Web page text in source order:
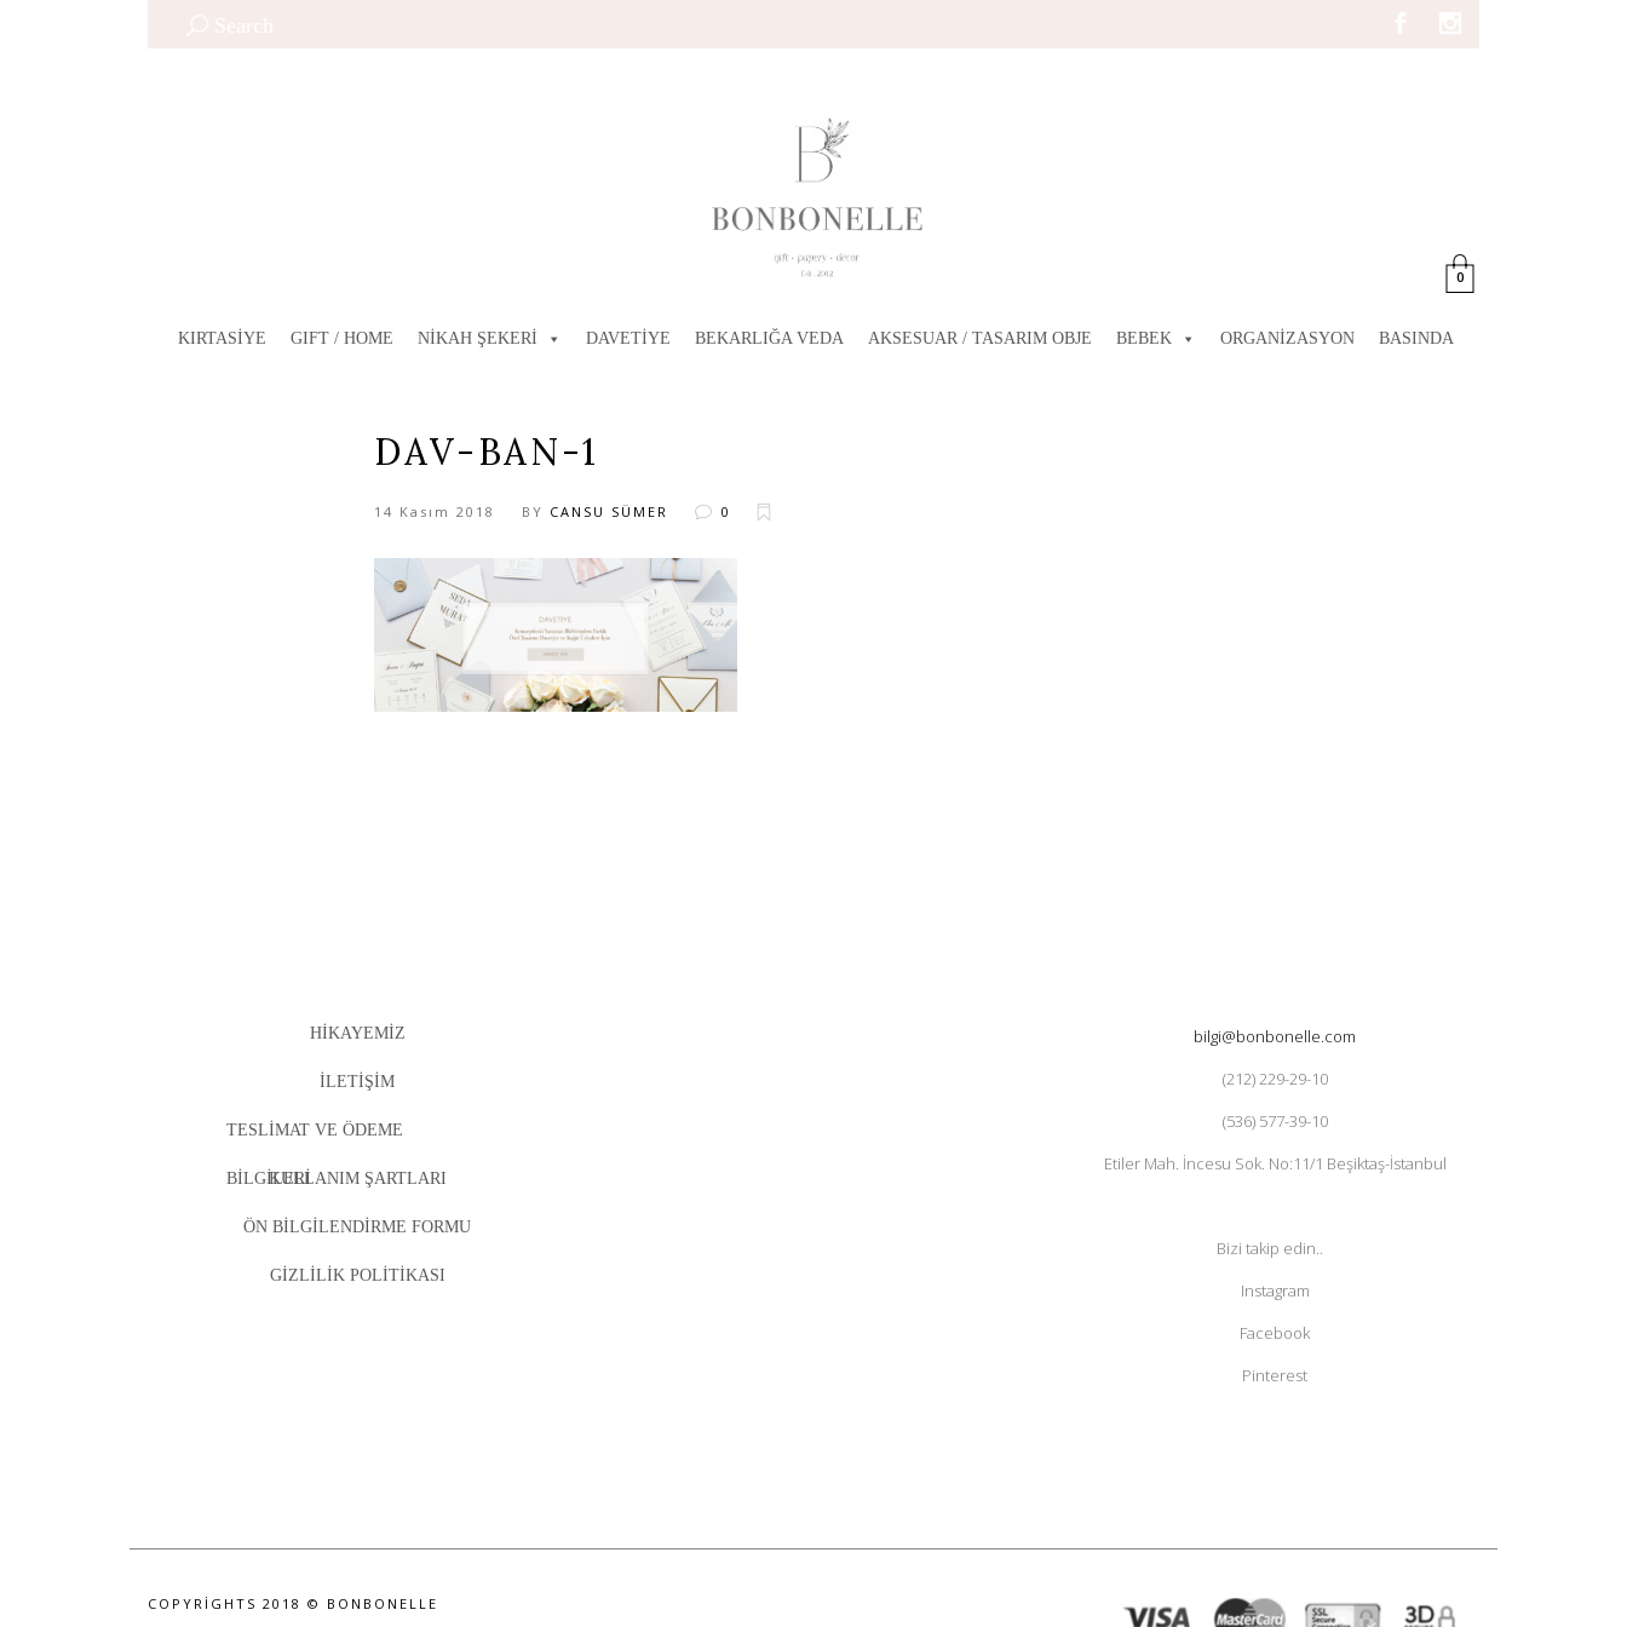
KIRTASIYE GIFT / HOME NIKAH ŞEKERI DAVETIYE BEKARLIĞA VEDA AKSESUAR / TASARIM OBJE BEBEK ORGANIZASYON BASINDA
0
DAV-BAN-1
14 Kasım 2018 BY CANSU SÜMER 0
HIKAYEMIZ
İLETIŞIM
TESLIMAT VE ÖDEME
BILGILERIKULLANIM ŞARTLARI
ÖN BILGILENDIRME FORMU
GIZLILIK POLITIKASI
bilgi@bonbonelle.com
(212) 229-29-10
(536) 577-39-10
Etiler Mah. İncesu Sok. No:11/1 Beşiktaş-İstanbul
Bizi takip edin..
Instagram
Facebook
Pinterest
COPYRIGHTS 2018 © BONBONELLE